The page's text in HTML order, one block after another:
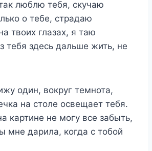
люблю тебя, скучаю
о тебе, страдаю
твоих глазах, я таю
тебя здесь дальше жить, не
один, вокруг темнота,
на столе освещает тебя.
картине не могу все забыть,
мне дарила, когда с тобой